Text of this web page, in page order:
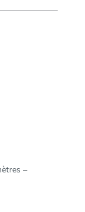
–